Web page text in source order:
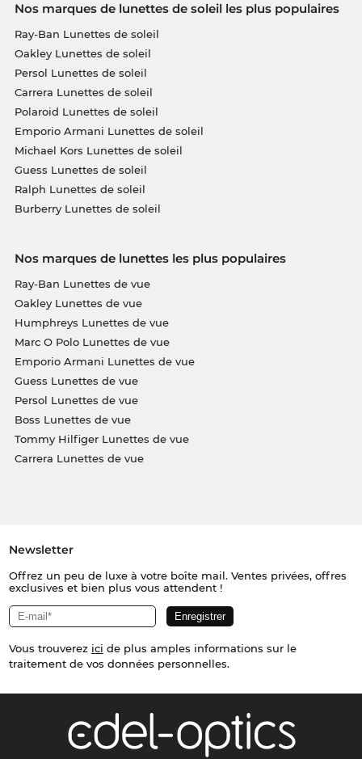
Nos marques de lunettes de soleil les plus populaires
Ray-Ban Lunettes de soleil
Oakley Lunettes de soleil
Persol Lunettes de soleil
Carrera Lunettes de soleil
Polaroid Lunettes de soleil
Emporio Armani Lunettes de soleil
Michael Kors Lunettes de soleil
Guess Lunettes de soleil
Ralph Lunettes de soleil
Burberry Lunettes de soleil
Nos marques de lunettes les plus populaires
Ray-Ban Lunettes de vue
Oakley Lunettes de vue
Humphreys Lunettes de vue
Marc O Polo Lunettes de vue
Emporio Armani Lunettes de vue
Guess Lunettes de vue
Persol Lunettes de vue
Boss Lunettes de vue
Tommy Hilfiger Lunettes de vue
Carrera Lunettes de vue
Newsletter
Offrez un peu de luxe à votre boîte mail. Ventes privées, offres
exclusives et bien plus vous attendent !
Vous trouverez ici de plus amples informations sur le
traitement de vos données personnelles.